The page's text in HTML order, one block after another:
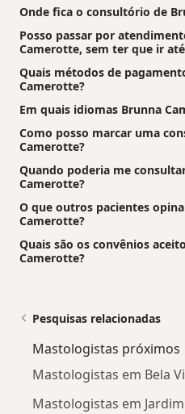
Onde fica o consultório de
Posso passar por
Camerotte, sem ter que ir
Quais métodos de
Camerotte?
Em quais idiomas Brunna
Como posso marcar uma
Camerotte?
Quando poderia me
Camerotte?
O que outros pacientes
Camerotte?
Quais são os convênios
Camerotte?
Pesquisas relacionadas
Mastologistas próximos
Mastologistas em Bela
Mastologistas em